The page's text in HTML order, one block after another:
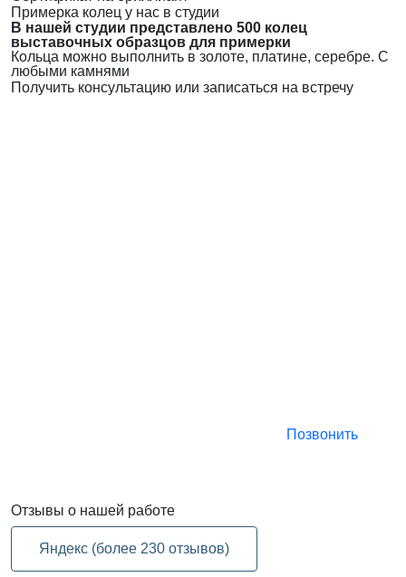
Примерка колец у нас в студии
В нашей студии представлено 500 колец
выставочных образцов для примерки
Кольца можно выполнить в золоте, платине, серебре. С
любыми камнями
Получить консультацию или записаться на встречу
Позвонить
Отзывы о нашей работе
Яндекс (более 230 отзывов)